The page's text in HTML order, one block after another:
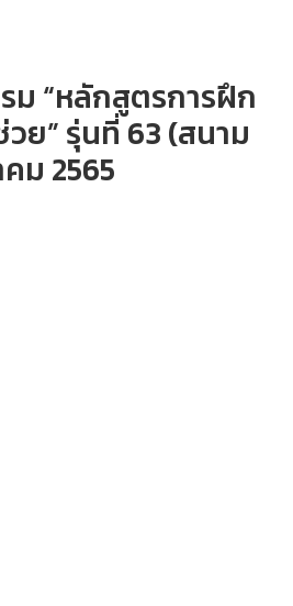
ม “หลักสูตรการฝึก
ย” รุ่นที่ 63 (สนาม
ม 2565